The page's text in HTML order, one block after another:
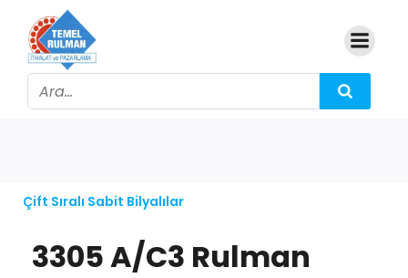
Çift Sıralı Sabit Bilyalılar
3305 A/C3 Rulman